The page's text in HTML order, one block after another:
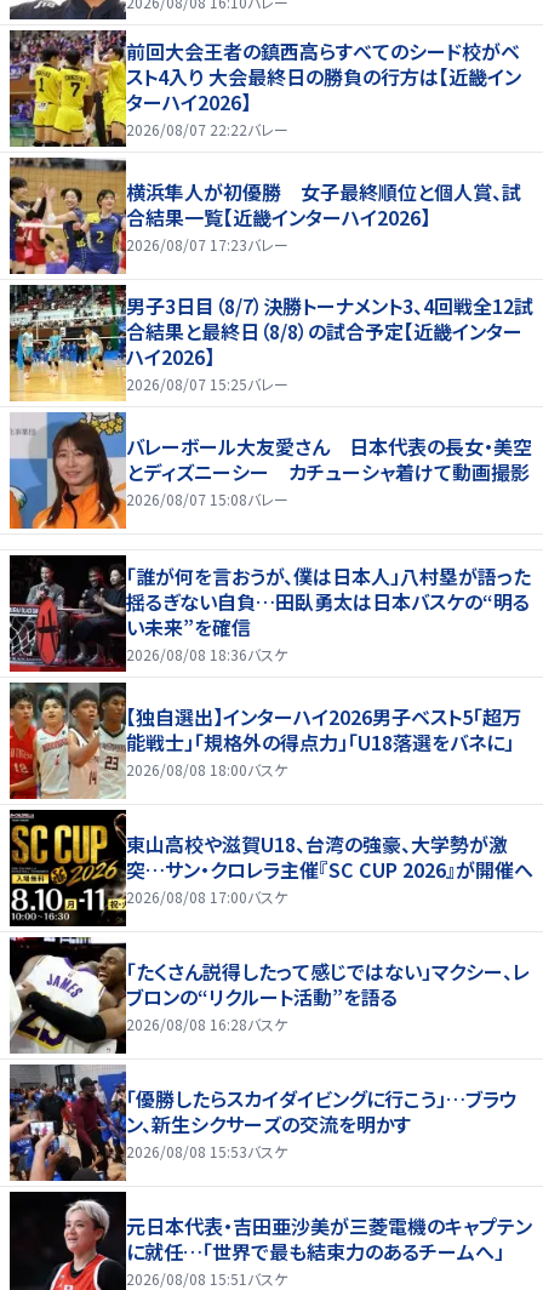
前回大会王者の鎮西高らすべてのシード校がベ
スト4入り 大会最終日の勝負の行方は【近畿イン
ターハイ2026】
2026/08/07 22:22バレー
横浜隼人が初優勝 女子最終順位と個人賞、試
合結果一覧【近畿インターハイ2026】
2026/08/07 17:23バレー
男子3日目（8/7）決勝トーナメント3、4回戦全12試
合結果と最終日（8/8）の試合予定【近畿インター
ハイ2026】
2026/08/07 15:25バレー
バレーボール大友愛さん 日本代表の長女・美空
とディズニーシー カチューシャ着けて動画撮影
2026/08/07 15:08バレー
「誰が何を言おうが、僕は日本人」八村塁が語った
揺るぎない自負…田臥勇太は日本バスケの“明る
い未来”を確信
2026/08/08 18:36バスケ
【独自選出】インターハイ2026男子ベスト5「超万
能戦士」「規格外の得点力」「U18落選をバネに」
2026/08/08 18:00バスケ
東山高校や滋賀U18、台湾の強豪、大学勢が激
突…サン・クロレラ主催『SC CUP 2026』が開催へ
2026/08/08 17:00バスケ
「たくさん説得したって感じではない」マクシー、レ
ブロンの“リクルート活動”を語る
2026/08/08 16:28バスケ
「優勝したらスカイダイビングに行こう」…ブラウ
ン、新生シクサーズの交流を明かす
2026/08/08 15:53バスケ
元日本代表・吉田亜沙美が三菱電機のキャプテン
に就任…「世界で最も結束力のあるチームへ」
2026/08/08 15:51 バスケ